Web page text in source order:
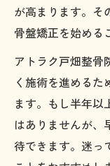
が高まります。そ
骨盤矯正を始める
アトラク戸畑整骨
く施術を進めるた
ます。もし半年以
はありませんが、
待できます。迷っ